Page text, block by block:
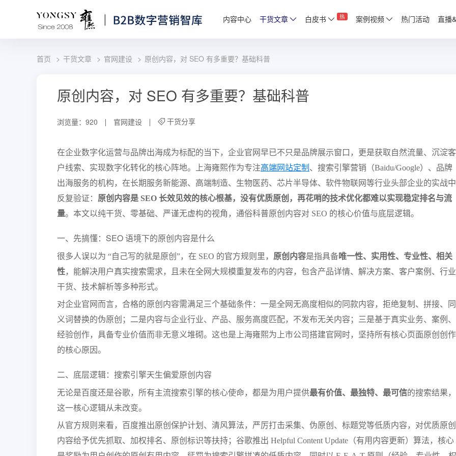
内容中心 干货文章 白皮书 热 案例视频 热门活动 直播
首页 干货文章 官网建设 原创内容，对 SEO 有多重要？基础科普
原创内容，对 SEO 有多重要？基础科普
浏览量：920 官网建设 干货分享
在企业数字化运营与品牌出海成为标配的当下，企业官网早已不只是品牌展示窗口，更是获取自然流量、沉淀客
户线索、实现数字化转化的核心阵地。上海雍熙作为专注高端网站定制 、搜索引擎营销（Baidu/Google）、品牌
出海服务的机构，在长期服务新能源、高端制造、生物医药、芯片半导体、软件物联网等行业头部企业的实战中
反复验证： 原创内容是 SEO 长效见效的核心根基，没有优质原创，再花哨的技术优化都难以实现稳定排名与流
量。本文以纯干货、零基础、严谨无虚构的视角，通俗科普原创内容对 SEO 的核心价值与底层逻辑。
一、先搞懂：SEO 语境下的原创内容是什么
很多人误以为 “自己写的就是原创”，在 SEO 的官方规则里， 原创内容是指具备唯一性、实用性、专业性、相关
性，能解决用户真实搜索需求，且未在全网大规模重复发布的内容，包含产品详情、解决方案、客户案例、行业
干货、技术解析等多种形式。
对企业官网而言，合格的原创内容需满足三个基础条件：一是全网无高度相似的同款内容，拒绝复制、拼接、同
义词替换的伪原创；二是内容与企业行业、产品、服务高度匹配，不发布无关内容；三是基于真实业务、案例、
经验创作，具备专业价值而非无意义堆砌。这也是 上海雍熙为上市公司搭建官网时，坚持所有核心页面原创创作
的核心原因。
二、底层逻辑：搜索引擎天生偏爱原创内容
无论是百度还是谷歌，所有主流搜索引擎的核心使命，都是为用户提供最有价值、最独特、最可信的搜索结果，
这一核心逻辑从未改变。
从官方规则来看，百度推出原创保护计划、清风算法，严厉打击采集、伪原创、标题党等低质内容，对优质原创
内容给予优先抓取、加权排名、原创标识等扶持；谷歌推出 Helpful Content Update（有用内容更新）算法，核心